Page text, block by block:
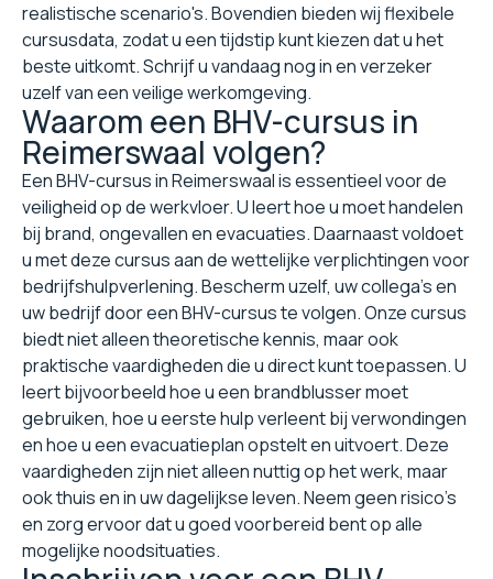
realistische scenario's. Bovendien bieden wij flexibele
cursusdata, zodat u een tijdstip kunt kiezen dat u het
beste uitkomt. Schrijf u vandaag nog in en verzeker
uzelf van een veilige werkomgeving.
Waarom een BHV-cursus in
Reimerswaal volgen?
Een BHV-cursus in Reimerswaal is essentieel voor de
veiligheid op de werkvloer. U leert hoe u moet handelen
bij brand, ongevallen en evacuaties. Daarnaast voldoet
u met deze cursus aan de wettelijke verplichtingen voor
bedrijfshulpverlening. Bescherm uzelf, uw collega's en
uw bedrijf door een BHV-cursus te volgen. Onze cursus
biedt niet alleen theoretische kennis, maar ook
praktische vaardigheden die u direct kunt toepassen. U
leert bijvoorbeeld hoe u een brandblusser moet
gebruiken, hoe u eerste hulp verleent bij verwondingen
en hoe u een evacuatieplan opstelt en uitvoert. Deze
vaardigheden zijn niet alleen nuttig op het werk, maar
ook thuis en in uw dagelijkse leven. Neem geen risico's
en zorg ervoor dat u goed voorbereid bent op alle
mogelijke noodsituaties.